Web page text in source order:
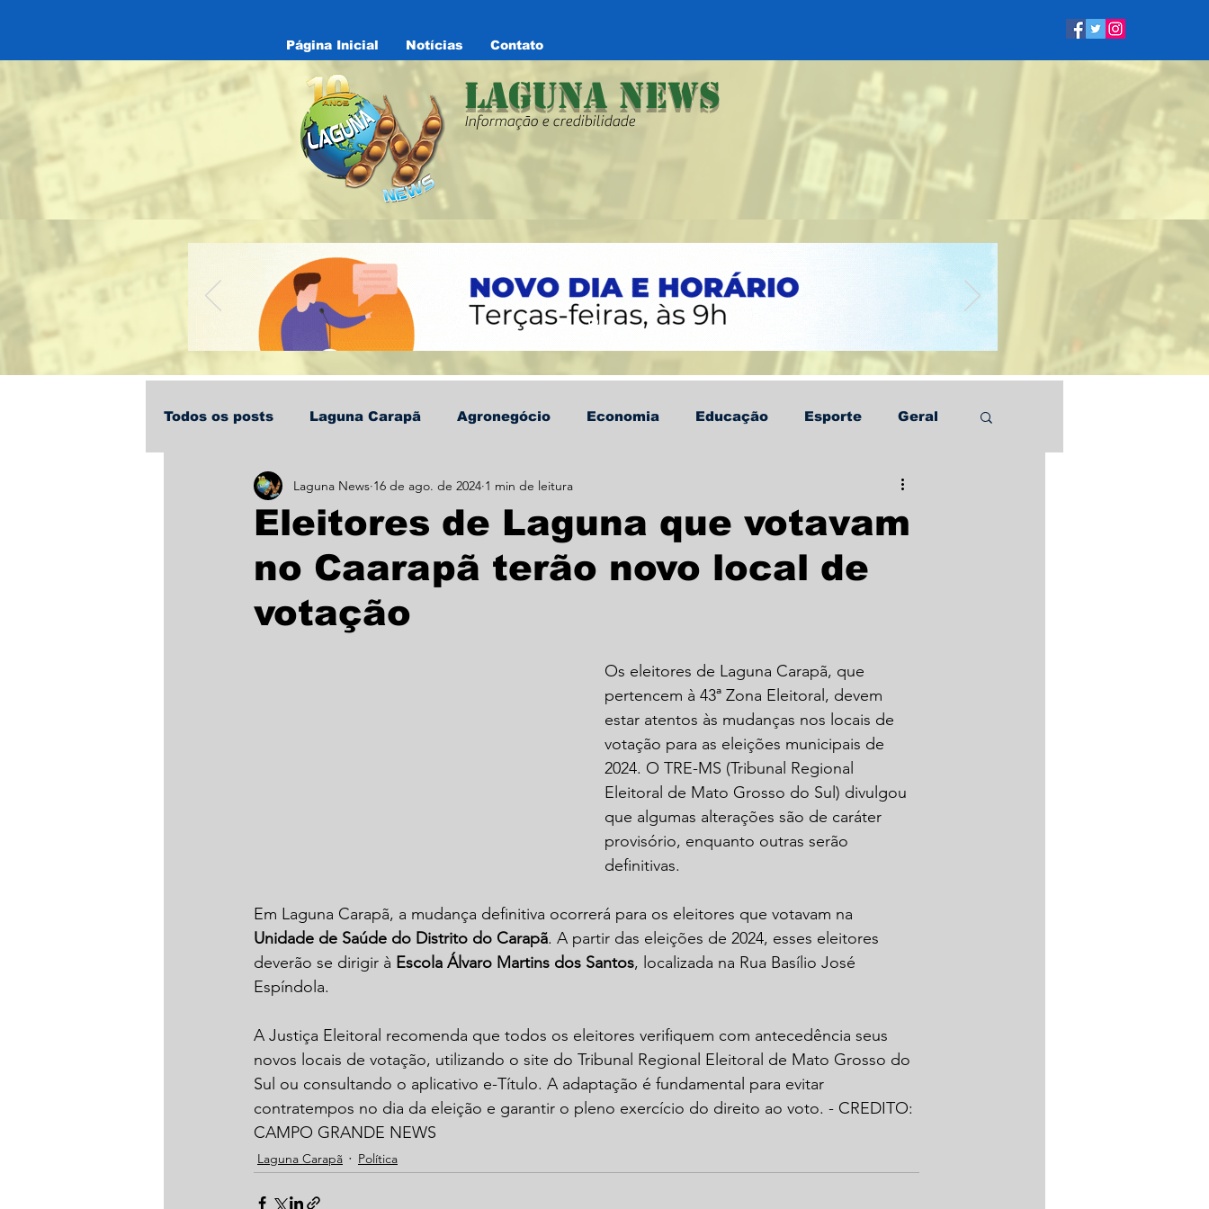
Página Inicial Notícias Contato
Laguna News
Informação e credibilidade
Todos os posts Laguna Carapã Agronegócio Economia Educação Esporte Geral
Policial Política Saúde Informe Publicitário
Eleitores de Laguna que votavam
no Caarapã terão novo local de
votação
Laguna News 16 de ago. de 2024 1 min de leitura
Os eleitores de Laguna Carapã, que
pertencem à 43ª Zona Eleitoral, devem
estar atentos às mudanças nos locais de
votação para as eleições municipais de
2024. O TRE-MS (Tribunal Regional
Eleitoral de Mato Grosso do Sul) divulgou
que algumas alterações são de caráter
provisório, enquanto outras serão
definitivas.
Em Laguna Carapã, a mudança definitiva ocorrerá para os eleitores que votavam na
Unidade de Saúde do Distrito do Carapã. A partir das eleições de 2024, esses eleitores
deverão se dirigir à Escola Álvaro Martins dos Santos, localizada na Rua Basílio José
Espíndola.
A Justiça Eleitoral recomenda que todos os eleitores verifiquem com antecedência seus
novos locais de votação, utilizando o site do Tribunal Regional Eleitoral de Mato Grosso do
Sul ou consultando o aplicativo e-Título. A adaptação é fundamental para evitar
contratempos no dia da eleição e garantir o pleno exercício do direito ao voto. - CREDITO:
CAMPO GRANDE NEWS
Laguna Carapã Política